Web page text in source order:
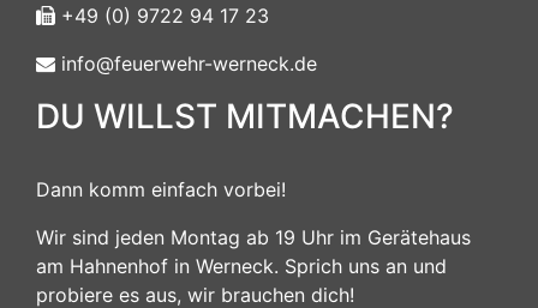
+49 (0) 9722 94 17 23
info@feuerwehr-werneck.de
DU WILLST MITMACHEN?
Dann komm einfach vorbei!
Wir sind jeden Montag ab 19 Uhr im Gerätehaus
am Hahnenhof in Werneck. Sprich uns an und
probiere es aus, wir brauchen dich!